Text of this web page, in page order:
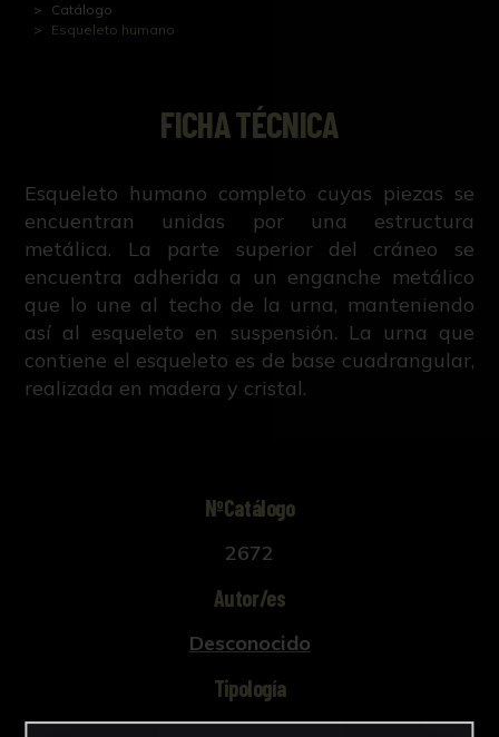
Catálogo
Esqueleto humano
FICHA TÉCNICA
Esqueleto humano completo cuyas piezas se
encuentran unidas por una estructura
metálica. La parte superior del cráneo se
encuentra adherida a un enganche metálico
que lo une al techo de la urna, manteniendo
así al esqueleto en suspensión. La urna que
contiene el esqueleto es de base cuadrangular,
realizada en madera y cristal.
NºCatálogo
2672
Autor/es
Desconocido
Tipología